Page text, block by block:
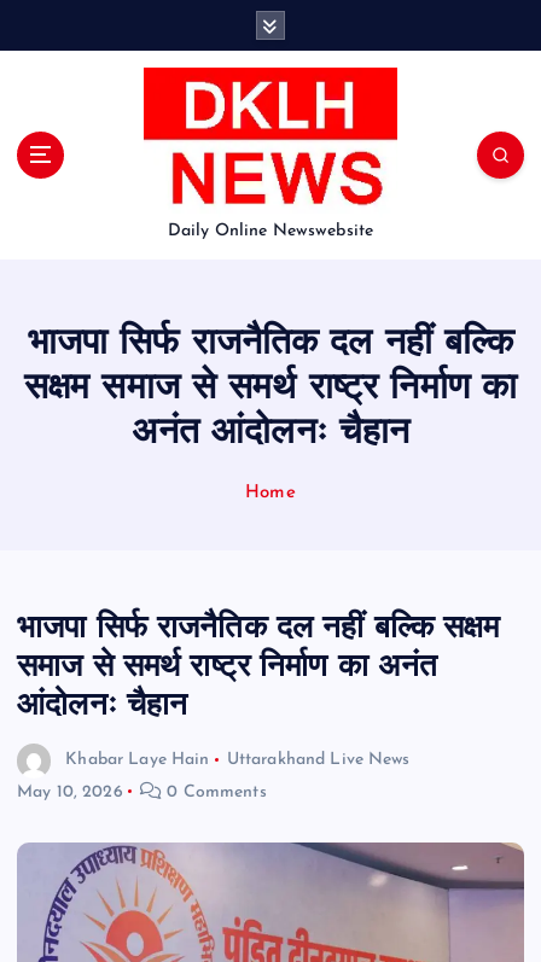
Daily Online Newswebsite
भाजपा सिर्फ राजनैतिक दल नहीं बल्कि
सक्षम समाज से समर्थ राष्ट्र निर्माण का
अनंत आंदोलनः चैहान
Home
भाजपा सिर्फ राजनैतिक दल नहीं बल्कि सक्षम
समाज से समर्थ राष्ट्र निर्माण का अनंत
आंदोलनः चैहान
Khabar Laye Hain
Uttarakhand Live News
May 10, 2026
0 Comments